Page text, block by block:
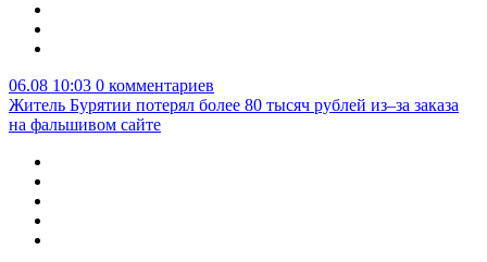
06.08 10:03 0 комментариев
Житель Бурятии потерял более 80 тысяч рублей из–за заказа
на фальшивом сайте